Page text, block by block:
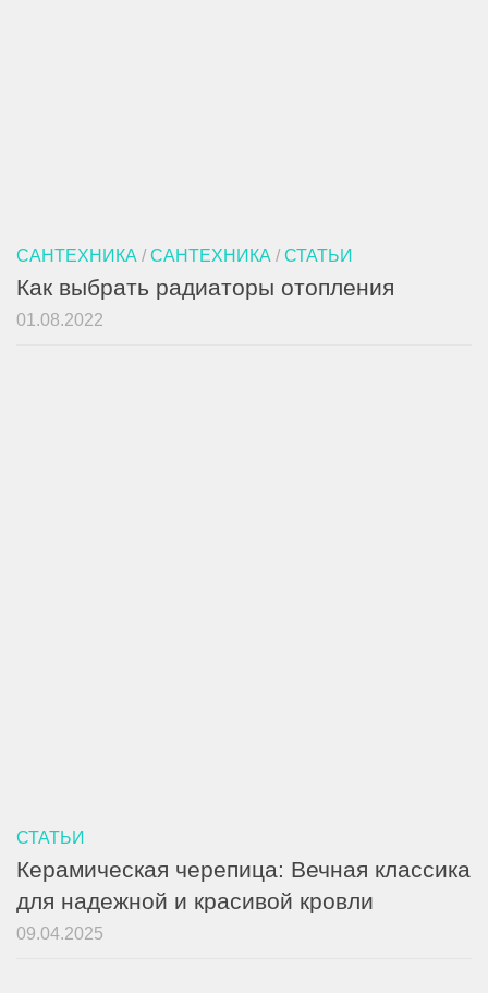
САНТЕХНИКА / САНТЕХНИКА / СТАТЬИ
Как выбрать радиаторы отопления
01.08.2022
СТАТЬИ
Керамическая черепица: Вечная классика
для надежной и красивой кровли
09.04.2025